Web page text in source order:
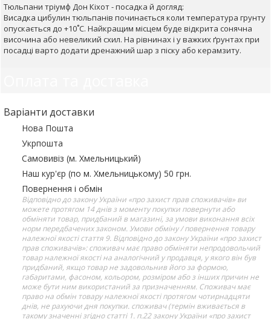
Тюльпани тріумф Дон Кіхот - посадка й догляд:
Висадка цибулин тюльпанів починається коли температура грунту
опускається до +10˚С. Найкращим місцем буде відкрита сонячна
височина або невеликий схил. На рівнинах і у важких ґрунтах при
посадці варто додати дренажний шар з піску або керамзиту.
Варіанти доставки
Нова Пошта
Укрпошта
Самовивіз (м. Хмельницький)
Наш кур'єр (по м. Хмельницькому) 50 грн.
Повернення і обмін
Відповідно до закону України «про захист прав споживачів» ви
можете протягом 14 днів з моменту покупки повернути або
обміняти товар, придбаний в магазині, за умови виконання всіх
норм передбачених законом. Умови обміну / повернення товару
належної якості стаття 9. Відповідно до закону України «про захист
прав споживачів»: споживач має право обміняти непродовольчий
товар належної якості на аналогічний у продавця, у якого він був
придбаний, якщо товар не задовольнив його за формою,
габаритами, фасоном, кольором, розміром або з інших причин не
може бути ним використаний за призначенням. Споживач має
право на обмін товару належної якості протягом чотирнадцяти
днів, не рахуючи дня покупки. споживач (термін вживається в
такому значенні згідно статті 1. п.22 закону України «про захист